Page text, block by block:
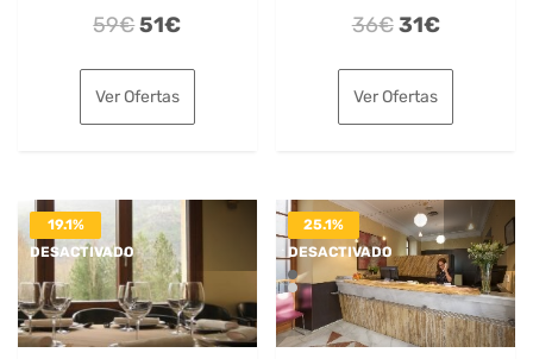
59€El
original
era:
51€El
es:
Ver Ofertas
36€El
original
era:
31€El
es:
Ver Ofertas
19.1%
DESACTIVADO
25.1%
DESACTIVADO